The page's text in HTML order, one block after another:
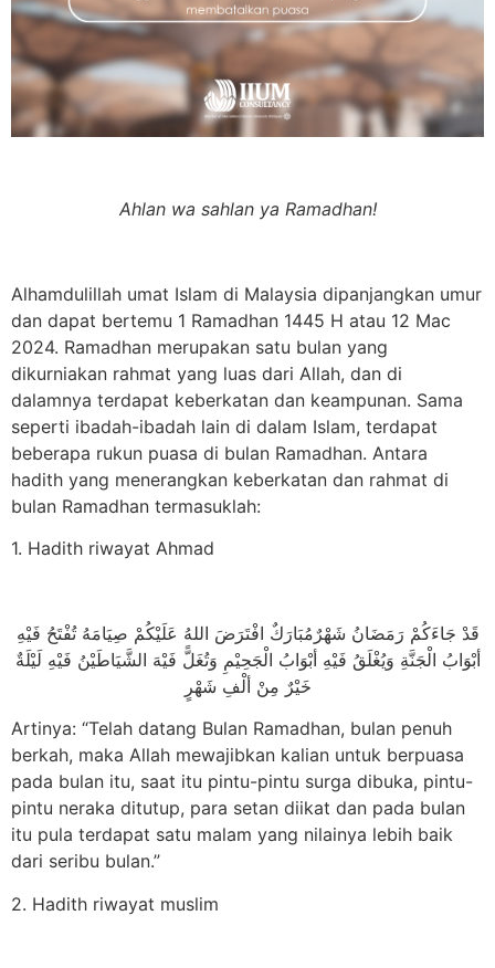
Ahlan wa sahlan ya Ramadhan!
Alhamdulillah umat Islam di Malaysia dipanjangkan umur
dan dapat bertemu 1 Ramadhan 1445 H atau 12 Mac
2024. Ramadhan merupakan satu bulan yang
dikurniakan rahmat yang luas dari Allah, dan di
dalamnya terdapat keberkatan dan keampunan. Sama
seperti ibadah-ibadah lain di dalam Islam, terdapat
beberapa rukun puasa di bulan Ramadhan. Antara
hadith yang menerangkan keberkatan dan rahmat di
bulan Ramadhan termasuklah:
1. Hadith riwayat Ahmad
قَدْ جَاءَكُمْ رَمَضَانُ شَهْرٌمُبَارَكٌ افْتَرَضَ اللهُ عَلَيْكُمْ صِيَامَهُ تُفْتَحُ فَيْهِ
أبْوَابُ الْجَنَّةِ وَيُغْلَقُ فَيْهِ أبْوَابُ الْجَحِيْمِ وَتُغَلًّ فَيْهَ الشَّيَاطَيْنُ فَيْهِ لَيْلَةٌ
خَيْرٌ مِنْ ألْفِ شَهْرٍ
Artinya: “Telah datang Bulan Ramadhan, bulan penuh
berkah, maka Allah mewajibkan kalian untuk berpuasa
pada bulan itu, saat itu pintu-pintu surga dibuka, pintu-
pintu neraka ditutup, para setan diikat dan pada bulan
itu pula terdapat satu malam yang nilainya lebih baik
dari seribu bulan.”
2. Hadith riwayat muslim